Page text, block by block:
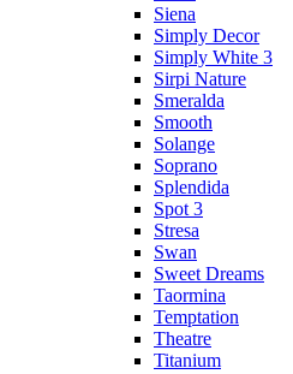
Siena
Simply Decor
Simply White 3
Sirpi Nature
Smeralda
Smooth
Solange
Soprano
Splendida
Spot 3
Stresa
Swan
Sweet Dreams
Taormina
Temptation
Theatre
Titanium